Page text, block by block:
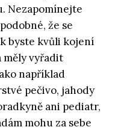
Nezapomínejte
že se
byste kvůli kojení
měly vyřadit
například
pečivo, jahody
ani pediatr,
mohu za sebe